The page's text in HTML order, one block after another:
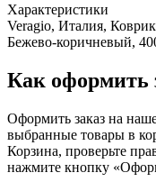
Характеристики
Veragio, Италия,
Бежево-коричневый,
Как оформить
Оформить заказ на
выбранные товары в
Корзина, проверьте
нажмите кнопку